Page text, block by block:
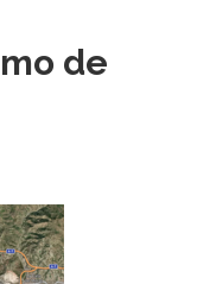
de